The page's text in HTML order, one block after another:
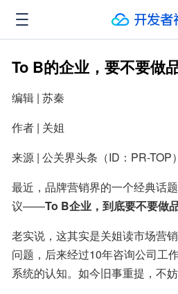
To B的企业，要不要做
编辑 | 苏秦
作者 | 关姐
来源 | 公关界头条（ID：PR-TOP）
最近，品牌营销界的一个经典话
议——To B企业，到底要不要做
老实说，这其实是关姐读市场营
问题，后来经过10年咨询公司工
系统的认知。如今旧事重提，不妨